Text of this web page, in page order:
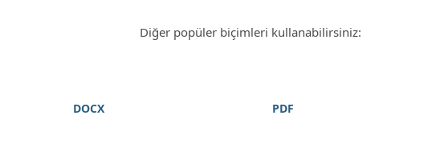
Diğer popüler biçimleri kullanabilirsiniz:
DOCX PDF